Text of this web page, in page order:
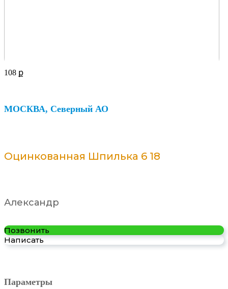
108 ք
МОСКВА, Северный АО
Оцинкованная Шпилька 6 18
Александр
Позвонить
Написать
Параметры